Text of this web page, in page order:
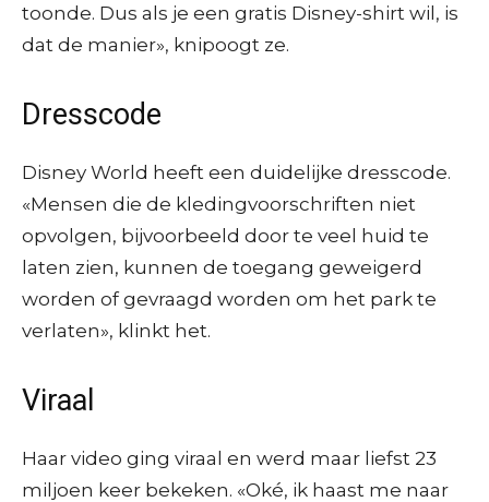
toonde. Dus als je een gratis Disney-shirt wil, is
dat de manier», knipoogt ze.
Dresscode
Disney World heeft een duidelijke dresscode.
«Mensen die de kledingvoorschriften niet
opvolgen, bijvoorbeeld door te veel huid te
laten zien, kunnen de toegang geweigerd
worden of gevraagd worden om het park te
verlaten», klinkt het.
Viraal
Haar video ging viraal en werd maar liefst 23
miljoen keer bekeken. «Oké, ik haast me naar